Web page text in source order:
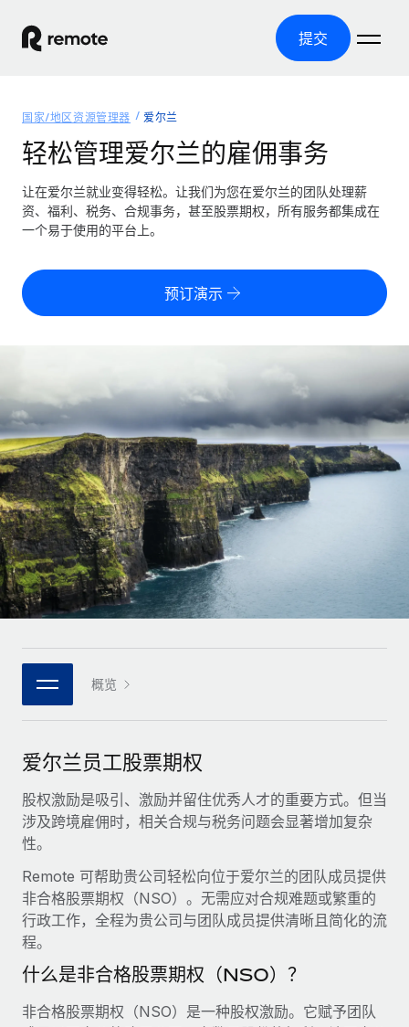
提交
产品
全球招聘
全球薪资管理
轻松运行合规薪资
零实体成本实现全球扩张
合同工管理
全球合同工入职与管理
PEO
外包复杂雇佣任务
基础设施
Remote Embedded
将人力资源无缝融入工作流程
团队的内置核心人力资源功能
连接 新的
使用我们的 MCP 将任何人工智能工具与 Remote 平台相连
借助核心业务工具简化流程
服务
获得全球人力资源与合规方面的专家帮助
背景调查
简化候选人筛选流程
合规守望台
防范合规风险
覆盖全球
美国各州浏览器
了解我们的竞争优势
成长阶段
初创企业
为成长型企业量身打造的全球敏捷型人力资源与薪资解决方案
中型市场
通过定制化人力资源解决方案扩展团队
企业
与我们携手合作
战略技术合作伙伴
与我们共探合作机遇
案例研究
资源
工具与计算器
误分类风险计算工具
计算任何国家的员工总成本
合同工薪酬结算计算器
探索全球合同工的结算货币选项与结算速度
通过 REMOTE 学习
研究与指引
案例研究
人力资源术语表
核对表和模板
职位描述库
网络研讨会
活动
新闻室
薪金与人才洞察
洞察中心
获得支持
查看全部资源
博客
定价
English
Nederlands
Français
Deutsch
Español
Italiano
Português (Portugal)
日本語
한국어
中文（简体）
登录
国家/地区资源管理器 爱尔兰
轻松管理爱尔兰的雇佣事务
让在爱尔兰就业变得轻松。让我们为您在爱尔兰的团队处理薪
资、福利、税务、合规事务，甚至股票期权，所有服务都集成在
一个易于使用的平台上。
预订演示
概览
爱尔兰员工股票期权
股权激励是吸引、激励并留住优秀人才的重要方式。但当
涉及跨境雇佣时，相关合规与税务问题会显著增加复杂
性。
Remote 可帮助贵公司轻松向位于爱尔兰的团队成员提供
非合格股票期权（NSO）。无需应对合规难题或繁重的
行政工作，全程为贵公司与团队成员提供清晰且简化的流
程。
什么是非合格股票期权（NSO）？
非合格股票期权（NSO）是一种股权激励。它赋予团队